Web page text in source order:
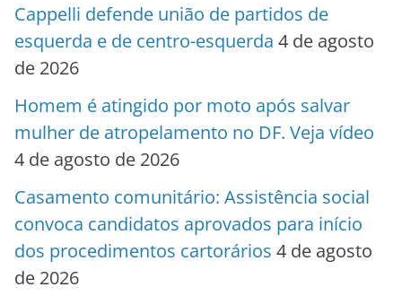
Cappelli defende união de partidos de
esquerda e de centro-esquerda 4 de agosto
de 2026
Homem é atingido por moto após salvar
mulher de atropelamento no DF. Veja vídeo
4 de agosto de 2026
Casamento comunitário: Assistência social
convoca candidatos aprovados para início
dos procedimentos cartorários 4 de agosto
de 2026